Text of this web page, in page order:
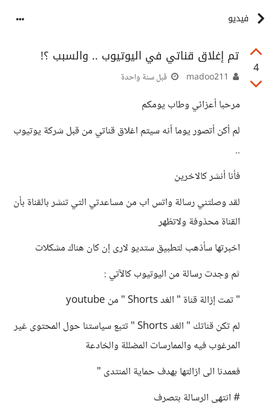
فيديو
4
تم إغلاق قناتي في اليوتيوب .. والسبب ؟!
قبل سنة واحدة
مرحبا أعزائي وطاب يومكم
لم أكن أتصور يوما أنه سيتم اغلاق قناتي من قبل شركة يوتيوب
..
فأنا أنشر كالاخرين
لقد وصلتني رسالة واتس اب من مساعدتي التي تنشر بالقناة بأن
القناة محذوفة ولاتظهر
اخبرتها سأذهب لتطبيق ستديو لارى إن كان هناك مشكلات
ثم وجدت رسالة من اليوتيوب كالآتي :
" تمت إزالة قناة " الغد Shorts " من youtube
لم تكن قناتك " الغد Shorts " تتبع سياستنا حول المحتوى غير
المرغوب فيه والممارسات المضللة والخادعة
فعمدنا الى ازالتها بهدف حماية المنتدى "
# انتهى الرسالة بتصرف